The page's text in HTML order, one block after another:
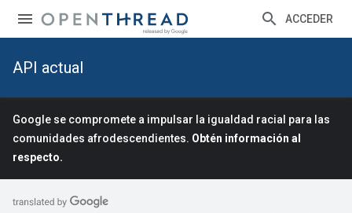
ACCEDER
API actual
Google se compromete a impulsar la igualdad racial para las
comunidades afrodescendientes. Obtén información al
respecto.